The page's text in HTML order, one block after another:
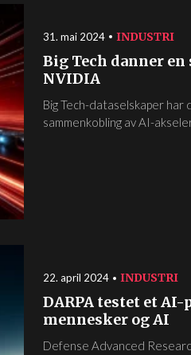
31. mai 2024 INDUSTRI
Big Tech danner
NVIDIA
Big Tech-dataselskaper
sammenkobling av AI-
22. april 2024 INDUSTRI
DARPA testet et
mennesker og AI
Defense Advanced